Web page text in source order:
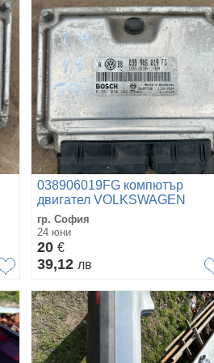
038906019FG компютър
двигател VOLKSWAGEN
GOLF 4 1.9TDI 0281010702
гр. София
24 юни
20 €
39,12 лв